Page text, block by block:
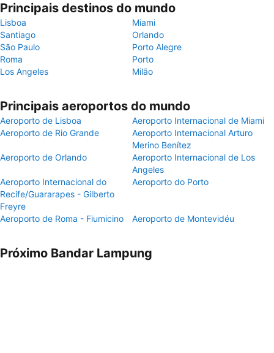
Principais destinos do mundo
Lisboa
Miami
Santiago
Orlando
São Paulo
Porto Alegre
Roma
Porto
Los Angeles
Milão
Principais aeroportos do mundo
Aeroporto de Lisboa
Aeroporto Internacional de Miami
Aeroporto de Rio Grande
Aeroporto Internacional Arturo
Merino Benítez
Aeroporto de Orlando
Aeroporto Internacional de Los
Angeles
Aeroporto Internacional do
Recife/Guararapes - Gilberto
Freyre
Aeroporto do Porto
Aeroporto de Roma - Fiumicino Aeroporto de Montevidéu
Próximo Bandar Lampung